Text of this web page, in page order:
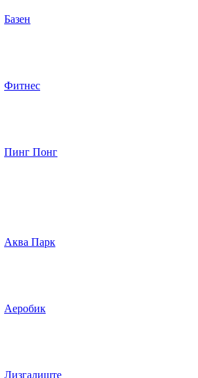
Базен
Фитнес
Пинг Понг
Аква Парк
Аеробик
Лизгалиште